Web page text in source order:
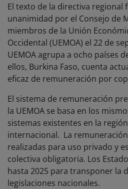
El texto de la directiva regional
unanimidad por el Consejo de
miembros de la Unión
Occidental (UEMOA) el 22 de
UEMOA agrupa a ocho países
ellos, Burkina Faso, cuenta
eficaz de remuneración por
El sistema de remuneración
la UEMOA se basa en los
sistemas existentes en la
internacional. La
realizadas para uso privado y
colectiva obligatoria. Los
hasta 2025 para transponer la
legislaciones nacionales.